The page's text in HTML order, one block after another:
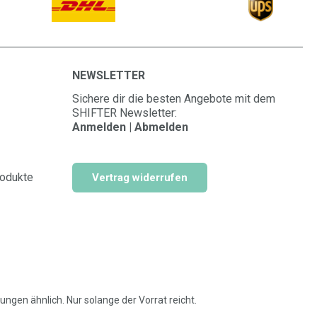
NEWSLETTER
Sichere dir die besten Angebote mit dem
SHIFTER Newsletter:
Anmelden | Abmelden
Vertrag widerrufen
ähnlich. Nur solange der Vorrat reicht.